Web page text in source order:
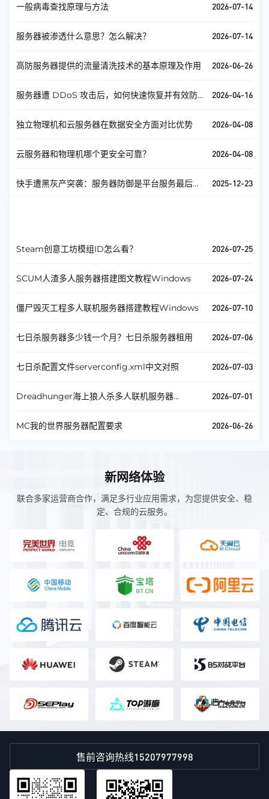
一般病毒查找原理与方法 2026-07-14
服务器被渗透什么意思？怎么解决？ 2026-07-14
高防服务器提供的流量清洗技术的基本原理及作用 2026-06-26
服务器遭 DDoS 攻击后，如何快速恢复并有效防
2026-04-16
独立物理机和云服务器在数据安全方面对比优势 2026-04-08
云服务器和物理机哪个更安全可靠？ 2026-04-08
快手遭黑灰产突袭：服务器防御是平台服务最后一
2025-12-23
Steam创意工坊模组ID怎么看？ 2026-07-25
SCUM人渣多人服务器搭建图文教程Windows 2026-07-24
僵尸毁灭工程多人联机服务器搭建教程Windows 2026-07-10
七日杀服务器多少钱一个月？七日杀服务器租用 2026-07-06
七日杀配置文件serverconfig.xml中文对照 2026-07-03
Dreadhunger海上狼人杀多人联机服务器
2026-07-01
MC我的世界服务器配置要求 2026-06-26
新网络体验
联合多家运营商合作，满足多行业应用需求，为您提供安全、稳
定、合规的云服务。
售前咨询热线15207977998